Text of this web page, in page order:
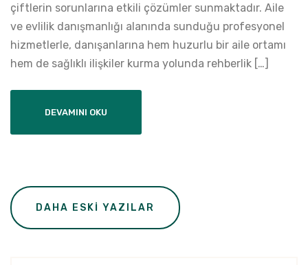
çiftlerin sorunlarına etkili çözümler sunmaktadır. Aile
ve evlilik danışmanlığı alanında sunduğu profesyonel
hizmetlerle, danışanlarına hem huzurlu bir aile ortamı
hem de sağlıklı ilişkiler kurma yolunda rehberlik […]
DEVAMINI OKU
Yazı
gezinmesi
DAHA ESKI YAZILAR